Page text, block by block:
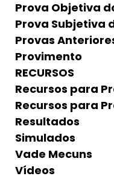
Prova Objetiva
Prova Subjetiva
Provas
Provimento
RECURSOS
Recursos para
Recursos para
Resultados
Simulados
Vade Mecuns
Vídeos